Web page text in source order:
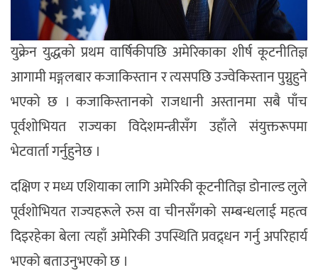
युक्रेन युद्धको प्रथम वार्षिकीपछि अमेरिकाका शीर्ष कूटनीतिज्ञ
आगामी मङ्गलबार कजाकिस्तान र त्यसपछि उज्वेकिस्तान पुग्नुहुने
भएको छ । कजाकिस्तानको राजधानी अस्तानमा सबै पाँच
पूर्वशोभियत राज्यका विदेशमन्त्रीसँग उहाँले संयुक्तरूपमा
भेटवार्ता गर्नुहुनेछ ।
दक्षिण र मध्य एशियाका लागि अमेरिकी कूटनीतिज्ञ डोनाल्ड लुले
पूर्वशोभियत राज्यहरूले रुस वा चीनसँगको सम्बन्धलाई महत्व
दिइरहेका बेला त्यहाँ अमेरिकी उपस्थिति प्रवद्र्धन गर्नु अपरिहार्य
भएको बताउनुभएको छ ।